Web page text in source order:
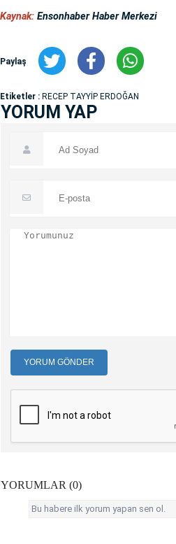
Kaynak: Ensonhaber Haber Merkezi
Paylaş
Etiketler : RECEP TAYYİP ERDOĞAN
YORUM YAP
YORUM GÖNDER
YORUMLAR (0)
Bu habere ilk yorum yapan sen ol.